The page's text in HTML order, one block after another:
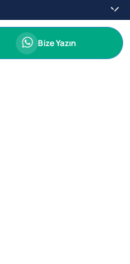
Whatsapp
Bize Yazın